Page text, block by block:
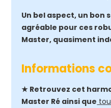
Un bel aspect, un bon
agréable pour ces
Master, quasiment
Informations
★ Retrouvez cet
Master Ré ainsi que